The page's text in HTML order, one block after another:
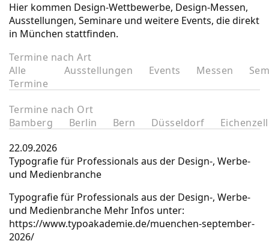
Hier kommen Design-Wettbewerbe, Design-Messen,
Ausstellungen, Seminare und weitere Events, die direkt
in München stattfinden.
Termine nach Art
Alle
Termine
Ausstellungen Events Messen
Termine nach Ort
Bamberg
Berlin Bern Düsseldorf
Eichenzell
22.09.2026
Typografie für Professionals aus der Design-, Werbe-
und Medienbranche
Typografie für Professionals aus der Design-, Werbe-
und Medienbranche Mehr Infos unter:
https://www.typoakademie.de/muenchen-september-
2026/